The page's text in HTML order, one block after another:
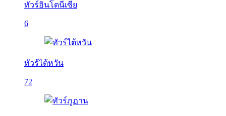
ทัวร์อินโดนีเซีย
6
ทัวร์ไต้หวัน
72